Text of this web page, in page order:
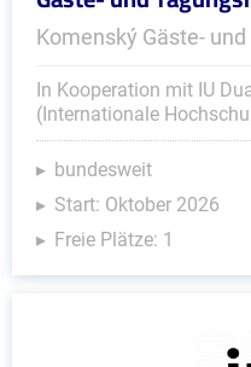
Komenský Gäste-
In Kooperation mit IU
(Internationale
bundesweit
Start: Oktober 2026
Freie Plätze: 1